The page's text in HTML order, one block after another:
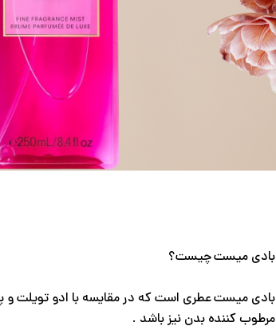
بادی میست چیست؟
مرطوب کننده بدن نیز باشد .